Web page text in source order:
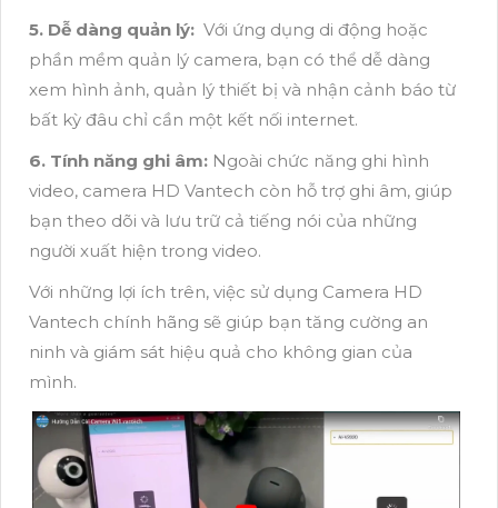
5. Dễ dàng quản lý: Với ứng dụng di động hoặc
phần mềm quản lý camera, bạn có thể dễ dàng
xem hình ảnh, quản lý thiết bị và nhận cảnh báo từ
bất kỳ đâu chỉ cần một kết nối internet.
6. Tính năng ghi âm: Ngoài chức năng ghi hình
video, camera HD Vantech còn hỗ trợ ghi âm, giúp
bạn theo dõi và lưu trữ cả tiếng nói của những
người xuất hiện trong video.
Với những lợi ích trên, việc sử dụng Camera HD
Vantech chính hãng sẽ giúp bạn tăng cường an
ninh và giám sát hiệu quả cho không gian của
mình.